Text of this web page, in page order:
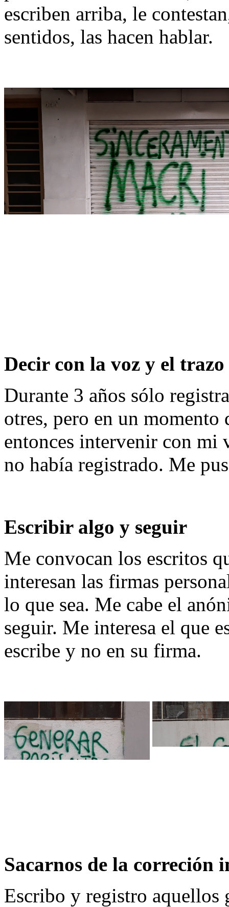
escriben arriba, le
sentidos, las hacen hablar.
Decir con la voz y el trazo
Durante 3 años sólo
otres, pero en un
entonces intervenir con mi
no había registrado. Me
Escribir algo y seguir
Me convocan los escritos
interesan las firmas
lo que sea. Me cabe el
seguir. Me interesa el que
escribe y no en su firma.
Sacarnos de la correción
Escribo y registro aquellos